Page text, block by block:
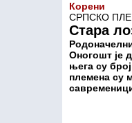
Корени
СРПСКО
Стара
Оногошт је
њега су
племена су